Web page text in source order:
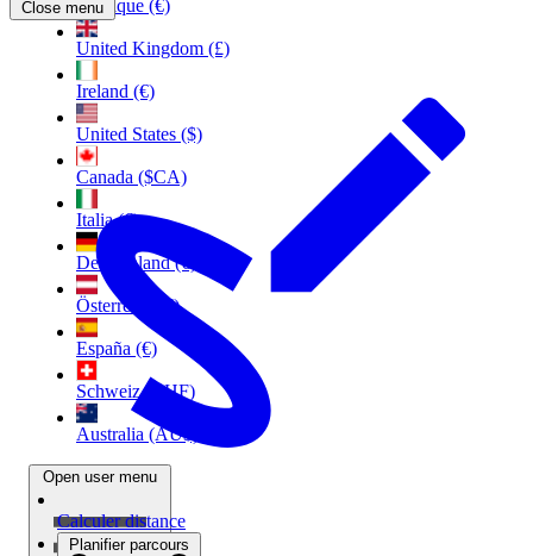
Belgique (€)
United Kingdom (£)
Ireland (€)
United States ($)
Canada ($CA)
Italia (€)
Deutschland (€)
Österreich (€)
España (€)
Schweiz (CHF)
Australia (AU$)
Open user menu
Close menu
Calculer distance
Planifier parcours